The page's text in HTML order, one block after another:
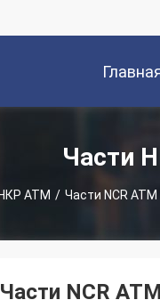
Части
АТМ / Части NCR
Части NCR